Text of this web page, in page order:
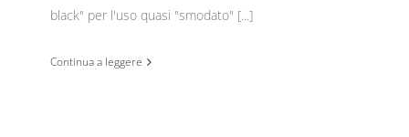
black" per l'uso quasi "smodato" [...]
Continua a leggere